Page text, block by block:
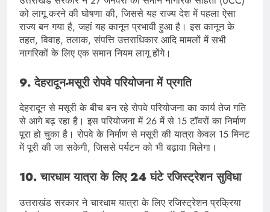
को लागू करने की घोषणा की, जिससे यह राज्य देश में पहला ऐसा
राज्य बन गया है, जहां यह कानून प्रभावी हुआ है। इस कानून के
तहत, विवाह, तलाक, संपत्ति उत्तराधिकार आदि मामलों में सभी
नागरिकों के लिए एक समान नियम लागू होंगे।
9. देहरादून-मसूरी रोपवे परियोजना में प्रगति
देहरादून से मसूरी के बीच बन रहे रोपवे परियोजना का कार्य तेज गति
से आगे बढ़ रहा है। इस परियोजना में 26 में से 15 टॉवरों का निर्माण
पूरा हो चुका है। रोपवे के निर्माण से मसूरी की यात्रा केवल 15 मिनट
में पूरी की जा सकेगी, जिससे पर्यटन को भी बढ़ावा मिलेगा।
10. चारधाम यात्रा के लिए 24 घंटे रजिस्ट्रेशन सुविधा
उत्तराखंड सरकार ने चारधाम यात्रा के लिए रजिस्ट्रेशन प्रक्रिया